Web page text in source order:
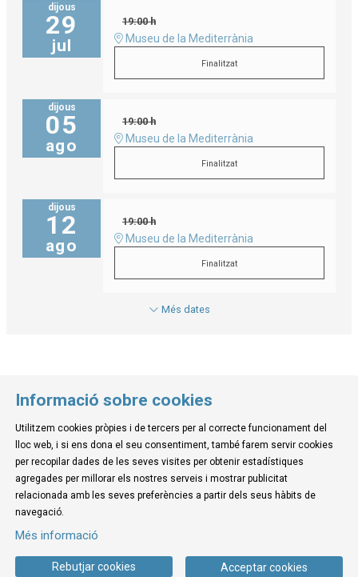
dijous
29
jul
19:00 h
Museu de la Mediterrània
Finalitzat
dijous
05
ago
19:00 h
Museu de la Mediterrània
Finalitzat
dijous
12
ago
19:00 h
Museu de la Mediterrània
Finalitzat
Més dates
© Museu de la Mediterrània
C. d'Ullà, 27-31 | 17257 Torroella de Montgrí
Tel. 972 755 180 a/e: info@museudelamediterrania.cat
Sitemap
Link a instagram
Link a youtube
Link a twitter
Link a facebook
Informació sobre cookies
Utilitzem cookies pròpies i de tercers per al correcte funcionament del
lloc web, i si ens dona el seu consentiment, també farem servir cookies
per recopilar dades de les seves visites per obtenir estadístiques
agregades per millorar els nostres serveis i mostrar publicitat
relacionada amb les seves preferències a partir dels seus hàbits de
navegació.
Més informació
Acceptar cookies
Rebutjar cookies